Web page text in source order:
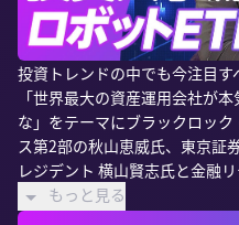
投資トレンドの中でも今注目す
「世界最大の資産運用会社が
な」をテーマにブラックロッ
ス第2部の秋山恵威氏、東京証
レジデント 横山賢志氏と金融
もっと見る